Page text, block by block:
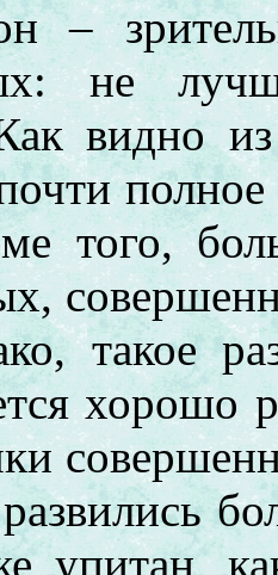
–
не
видно из
полное
того,
такое
хорошо
упитан,